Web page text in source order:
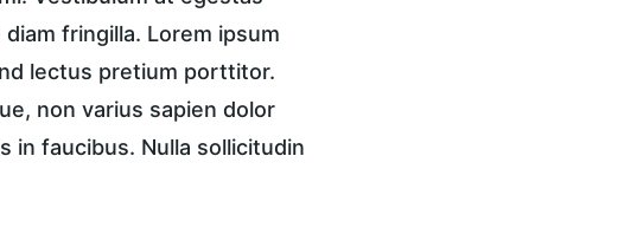
fringilla. Lorem ipsum
lectus pretium porttitor.
non varius sapien dolor
in faucibus. Nulla sollicitudin